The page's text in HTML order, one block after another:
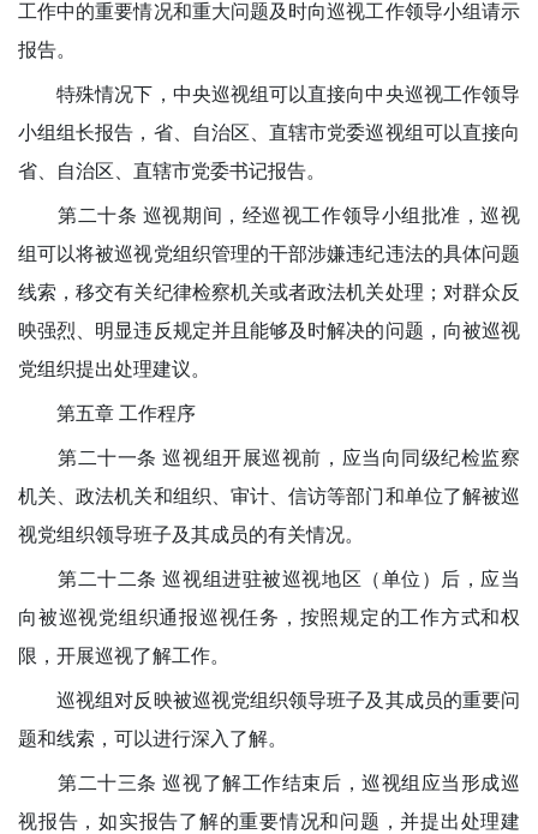
工作中的重要情况和重大问题及时向巡视工作领导小组请示
报告。
特殊情况下，中央巡视组可以直接向中央巡视工作领导
小组组长报告，省、自治区、直辖市党委巡视组可以直接向
省、自治区、直辖市党委书记报告。
第二十条 巡视期间，经巡视工作领导小组批准，巡视
组可以将被巡视党组织管理的干部涉嫌违纪违法的具体问题
线索，移交有关纪律检察机关或者政法机关处理；对群众反
映强烈、明显违反规定并且能够及时解决的问题，向被巡视
党组织提出处理建议。
第五章 工作程序
第二十一条 巡视组开展巡视前，应当向同级纪检监察
机关、政法机关和组织、审计、信访等部门和单位了解被巡
视党组织领导班子及其成员的有关情况。
第二十二条 巡视组进驻被巡视地区（单位）后，应当
向被巡视党组织通报巡视任务，按照规定的工作方式和权
限，开展巡视了解工作。
巡视组对反映被巡视党组织领导班子及其成员的重要问
题和线索，可以进行深入了解。
第二十三条 巡视了解工作结束后，巡视组应当形成巡
视报告，如实报告了解的重要情况和问题，并提出处理建